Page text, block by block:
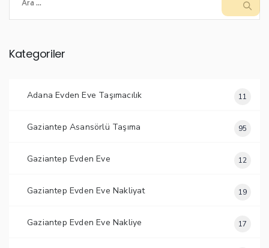
Kategoriler
Adana Evden Eve Taşımacılık 11
Gaziantep Asansörlü Taşıma 95
Gaziantep Evden Eve 12
Gaziantep Evden Eve Nakliyat 19
Gaziantep Evden Eve Nakliye 17